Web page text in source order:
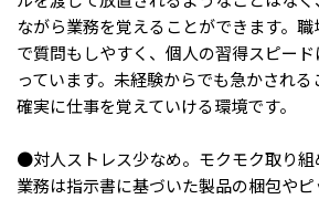
ながら業務を覚えることができます。
で質問もしやすく、個人の習得スピー
っています。未経験からでも急かされ
確実に仕事を覚えていける環境です。
●対人ストレス少なめ。モクモク取り組
業務は指示書に基づいた製品の梱包や
ご利用ガイド
法人向けページ